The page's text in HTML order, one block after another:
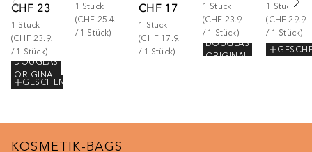
CHF 23.92
1 Stück
(CHF 23.92
/ 1 Stück)
DOUGLAS
ORIGINAL
GESCHENK
1 Stück
(CHF 25.42
/ 1 Stück)
CHF 17.92
1
Stück
(CHF 17.92
/ 1 Stück)
1 Stück
(CHF 23.90
/ 1 Stück)
DOUGLAS
ORIGINAL
1
Stück
(CHF 29.90
/ 1 Stück)
KOSMETIK-BAGS